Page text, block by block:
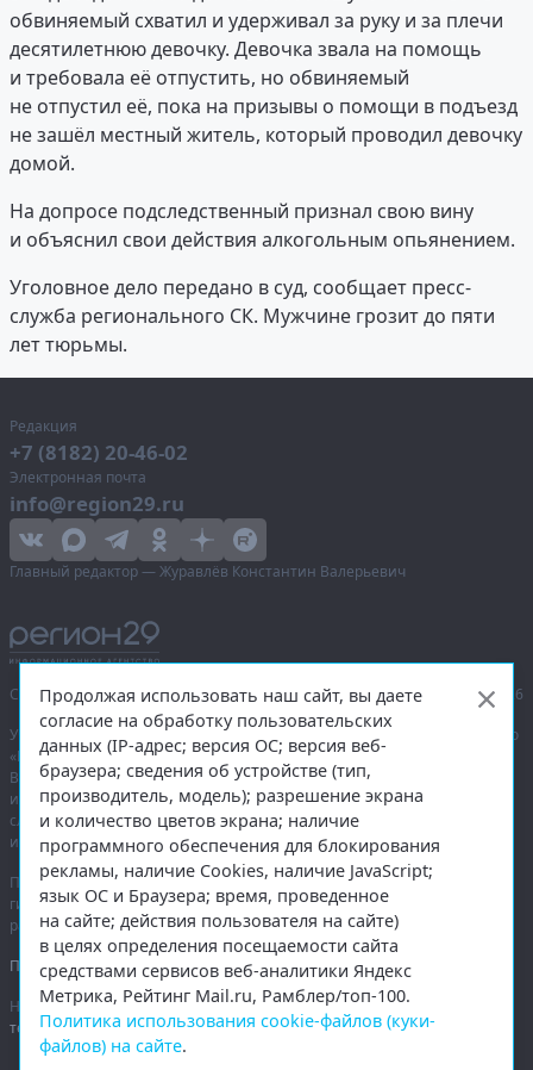
обвиняемый схватил и удерживал за руку и за плечи
десятилетнюю девочку. Девочка звала на помощь
и требовала её отпустить, но обвиняемый
не отпустил её, пока на призывы о помощи в подъезд
не зашёл местный житель, который проводил девочку
домой.
На допросе подследственный признал свою вину
и объяснил свои действия алкогольным опьянением.
Уголовное дело передано в суд, сообщает пресс-
служба регионального СК. Мужчине грозит до пяти
лет тюрьмы.
Редакция
+7 (8182) 20-46-02
Электронная почта
info@region29.ru
Главный редактор — Журавлёв Константин Валерьевич
Сетевое издание «Информационное агентство Регион 29»,
© 2016–2026
Учредитель — общество с ограниченной ответственностью «Агентство
«Правда Севера».
Выписка из реестра зарегистрированных средств массовой
информации:ЭЛ № ФС 77-74226от 09.11.2018 выдано Федеральной
службой по надзору в сфере связи, информационных технологий
и массовых коммуникаций (Роскомнадзор).
При полном или частичном использовании любых материалов
гиперссылка на region29.ruобязательна. Копирование материалов без
разрешения администрации сайта запрещено.
Правовая информация.
На информационном ресурсе применяютсярекомендательные
технологии .
Продолжая использовать наш сайт, вы даете
согласие на обработку пользовательских
данных (IP-адрес; версия ОС; версия веб-
браузера; сведения об устройстве (тип,
производитель, модель); разрешение экрана
и количество цветов экрана; наличие
программного обеспечения для блокирования
рекламы, наличие Cookies, наличие JavaScript;
язык ОС и Браузера; время, проведенное
на сайте; действия пользователя на сайте)
в целях определения посещаемости сайта
средствами сервисов веб-аналитики Яндекс
Метрика, Рейтинг Mail.ru, Рамблер/топ-100.
Политика использования cookie-файлов (куки-
файлов) на сайте.